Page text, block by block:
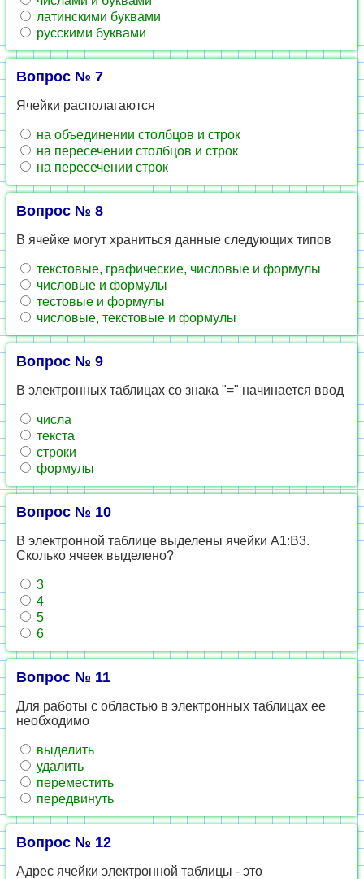
латинскими буквами
русскими буквами
Вопрос № 7
Ячейки располагаются
на объединении столбцов и строк
на пересечении столбцов и строк
на пересечении строк
Вопрос № 8
В ячейке могут храниться данные следующих типов
текстовые, графические, числовые и формулы
числовые и формулы
тестовые и формулы
числовые, текстовые и формулы
Вопрос № 9
В электронных таблицах со знака "=" начинается ввод
числа
текста
строки
формулы
Вопрос № 10
В электронной таблице выделены ячейки A1:B3.
Сколько ячеек выделено?
3
4
5
6
Вопрос № 11
Для работы с областью в электронных таблицах ее
необходимо
выделить
удалить
переместить
передвинуть
Вопрос № 12
Адрес ячейки электронной таблицы - это